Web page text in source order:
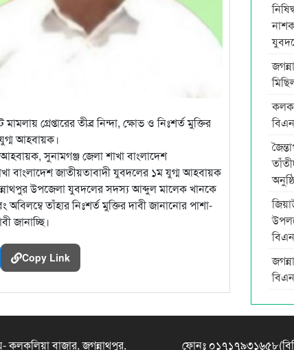
গ্রেপ্তারের তীব্র নিন্দা, ক্ষোভ ও নিঃশর্ত মুক্তির
আহবায়ক।
সুনামগঞ্জ জেলা শাখা বাংলাদেশ
বাংলাদেশ জাতীয়তাবাদী যুবদলের ১ম যুগ্ম আহবায়ক
উপজেলা যুবদলের সদস্য আব্দুল মালেক খানকে
অবিলম্বে তাঁহার নিঃশর্ত মুক্তির দাবী জানানোর পাশা-
জানাচ্ছি।
Copy Link
কলকলিয়া বাজার, জগন্নাথপুর, ফোনঃ